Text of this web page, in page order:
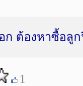
อก ต้องหาซื้อลู
1